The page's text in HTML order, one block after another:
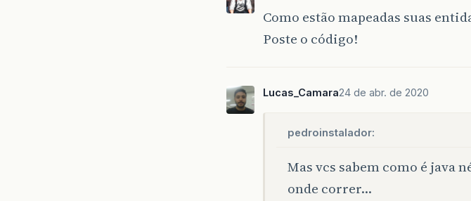
Como estão mapeadas suas
Poste o código!
Lucas_Camara24 de abr. de 2020
pedroinstalador:
Mas vcs sabem como é java
onde correr…